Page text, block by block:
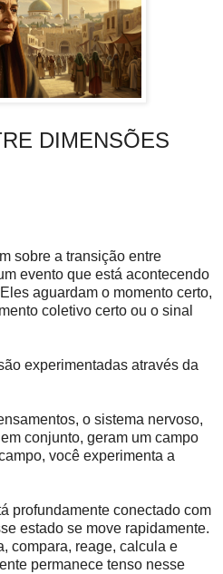
DIMENSÕES
sobre a transição entre
evento que está acontecendo
aguardam o momento certo,
coletivo certo ou o sinal
experimentadas através da
o sistema nervoso,
conjunto, geram um campo
você experimenta a
profundamente conectado com
estado se move rapidamente.
compara, reage, calcula e
permanece tenso nesse